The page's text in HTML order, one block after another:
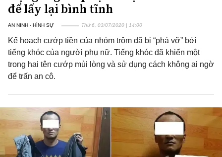
để lấy lại bình tĩnh
AN NINH - HÌNH SỰ Thứ 6, 03/07/2020 | 14:00
Kế hoạch cướp tiền của nhóm trộm đã bị “phá vỡ” bởi
tiếng khóc của người phụ nữ. Tiếng khóc đã khiến một
trong hai tên cướp mủi lòng và sử dụng cách không ai ngờ
để trấn an cô.